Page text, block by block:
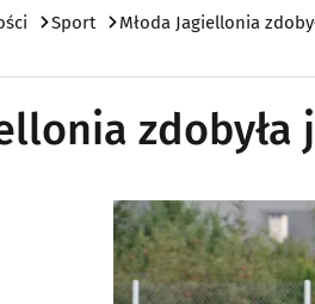
Sport Młoda Jagiellonia